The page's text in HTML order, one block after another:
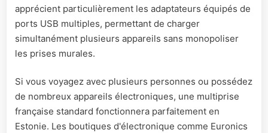
apprécient particulièrement les adaptateurs équipés de
ports USB multiples, permettant de charger
simultanément plusieurs appareils sans monopoliser
les prises murales.
Si vous voyagez avec plusieurs personnes ou possédez
de nombreux appareils électroniques, une multiprise
française standard fonctionnera parfaitement en
Estonie. Les boutiques d'électronique comme Euronics